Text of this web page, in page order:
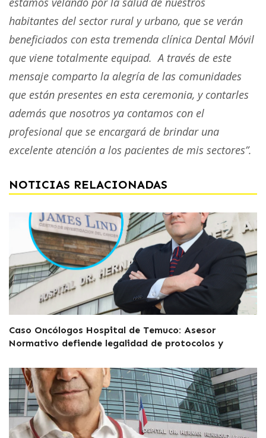
habitantes del sector rural y urbano, que se verán
beneficiados con esta tremenda clínica Dental Móvil
que viene totalmente equipad. A través de este
mensaje comparto la alegría de las comunidades
que están presentes en esta ceremonia, y contarles
además que nosotros ya contamos con el
profesional que se encargará de brindar una
excelente atención a los pacientes de mis sectores”.
NOTICIAS RELACIONADAS
Caso Oncólogos Hospital de Temuco: Asesor
Normativo defiende legalidad de protocolos y